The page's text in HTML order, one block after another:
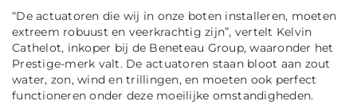
“De actuatoren die wij in onze boten installeren, moeten
extreem robuust en veerkrachtig zijn”, vertelt Kelvin
Cathelot, inkoper bij de Beneteau Group, waaronder het
Prestige-merk valt. De actuatoren staan bloot aan zout
water, zon, wind en trillingen, en moeten ook perfect
functioneren onder deze moeilijke omstandigheden.